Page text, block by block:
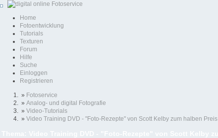
Home
Fotoentwicklung
Tutorials
Texturen
Forum
Hilfe
Suche
Einloggen
Registrieren
» Fotoservice
» Analog- und digital Fotografie
» Video-Tutorials
» Video Training DVD - "Foto-Rezepte" von Scott Kelby zum halben Preis